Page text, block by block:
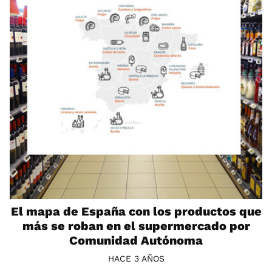
El mapa de España con los productos que
más se roban en el supermercado por
Comunidad Autónoma
HACE 3 AÑOS